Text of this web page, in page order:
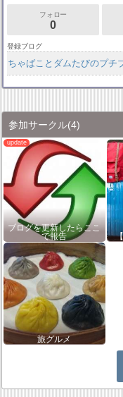
フォロー
0
登録ブログ
ちゃばことダムたびのプチ
参加サークル(4)
ブログを更新したらここ
で報告
旅グルメ